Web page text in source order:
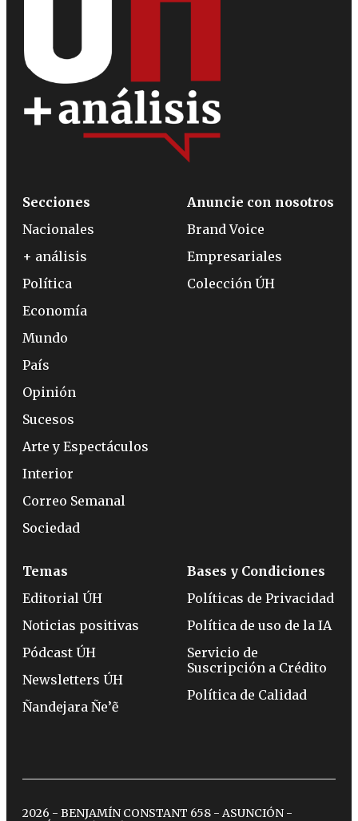
Secciones
Nacionales
+ análisis
Política
Economía
Mundo
País
Opinión
Sucesos
Arte y Espectáculos
Interior
Correo Semanal
Sociedad
Anuncie con nosotros
Brand Voice
Empresariales
Colección ÚH
Temas
Editorial ÚH
Noticias positivas
Pódcast ÚH
Newsletters ÚH
Ñandejara Ñe’ẽ
Bases y Condiciones
Políticas de Privacidad
Política de uso de la IA
Servicio de
Suscripción a Crédito
Política de Calidad
2026 - BENJAMÍN CONSTANT 658 - ASUNCIÓN -